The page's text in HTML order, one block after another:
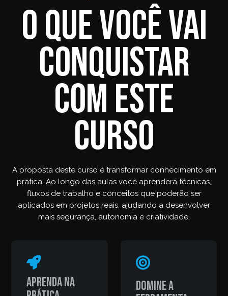
O que você vai
conquistar
com este
curso
A proposta deste curso é transformar conhecimento em
prática. Ao longo das aulas você aprenderá técnicas,
fluxos de trabalho e conceitos que poderão ser
aplicados em projetos reais, ajudando a desenvolver
mais segurança, autonomia e criatividade.
Aprenda na
Domine a